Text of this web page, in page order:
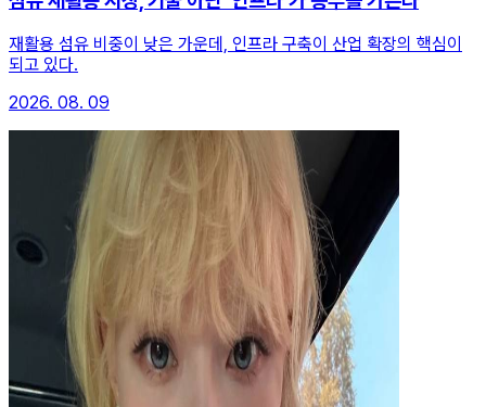
재활용 섬유 비중이 낮은 가운데, 인프라 구축이 산업 확장의 핵심이
되고 있다.
2026. 08. 09